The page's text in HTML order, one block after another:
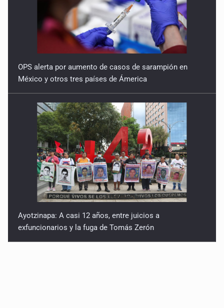
OPS alerta por aumento de casos de sarampión en
México y otros tres países de Ámerica
Ayotzinapa: A casi 12 años, entre juicios a
exfuncionarios y la fuga de Tomás Zerón